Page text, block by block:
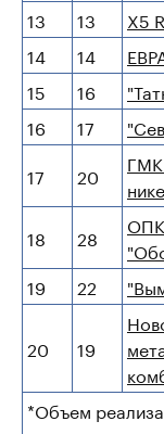
13
13 X5
14
14
15
16
16
17
17
20
18 28
ОПК
19
22
20 19
*Объем